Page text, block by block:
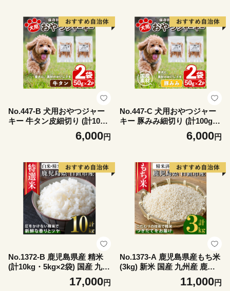
期便 冷凍 寄附額改定 小分け
【LRプラスK】
期便 冷凍 寄附額改定 小分け
【LRプラスK】
No.447-B 犬用おやつジャー
キー 牛タン皮細切り (計100
g・50g×2袋) 牛タン皮 牛肉
お肉 レトルト ペット用 国産
美 間食 デンタルケア【末永
商店】
6,000円
No.447-C 犬用おやつジャー
キー 豚みみ細切り (計100g・
50g×2袋) ジャーキー 豚肉 お
肉 レトルト ペット用 国産 乾
【末永商店】
6,000円
No.1372-B 鹿児島県産 精米
(計10kg・5kg×2袋) 国産 九州
産 鹿児島 お米 5kg 10kg 小分
け 米 白米 おこめ ごはん ご
17,000円
No.1373-A 鹿児島県産もち米
(3kg) 新米 国産 九州産 鹿児
島 精米 3kg 小分け もちごめ
おもち もち 餅 モチ 【新川園
11,000円